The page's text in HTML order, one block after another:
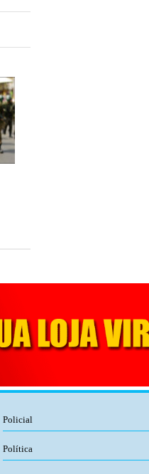
Policial
Política